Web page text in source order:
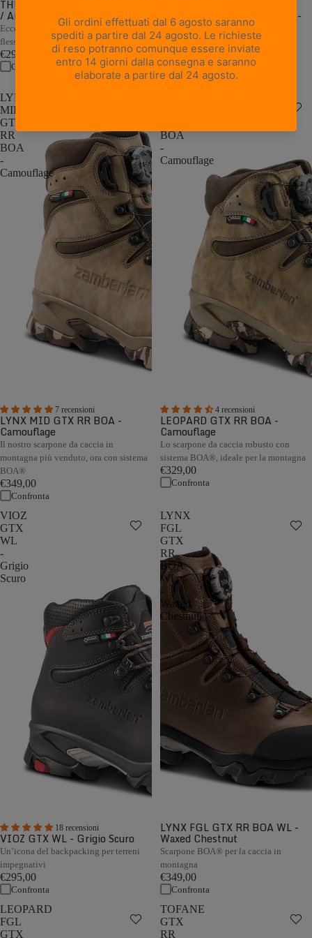
THUNDER PRO GTX - Muschio
/ Arancione
Eccellente ammortizzazione, supporto e
flessibilità in pesi ridotti
€299,00
Confronta
RONDANE GTX RR BOA WL -
Nero/Arancione
Calzata di precisione con doppio
BOA®
€449,00
Confronta
LYNX
MID
GTX
RR
BOA
-
Camouflage
7 recensioni
LYNX MID GTX RR BOA -
Camouflage
Il nostro scarpone da caccia in
montagna più venduto, ora con sistema
BOA®
€349,00
Confronta
BOA
-
Camouflage
4 recensioni
LEOPARD GTX RR BOA -
Camouflage
Lo scarpone da caccia robusto con
sistema BOA®, ideale per la montagna
€329,00
Confronta
VIOZ
GTX
WL
-
Grigio
Scuro
18 recensioni
VIOZ GTX WL - Grigio Scuro
Un’icona del backpacking per terreni
impegnativi
€295,00
Confronta
LYNX
FGL
GTX
RR
BOA
WL
-
Waxed
Chestnut
LYNX FGL GTX RR BOA WL -
Waxed Chestnut
Scarpone BOA® per la caccia in
montagna
€349,00
Confronta
LEOPARD
FGL
GTX
TOFANE
GTX
RR